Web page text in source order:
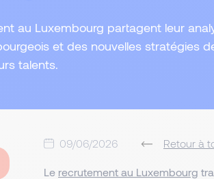
au Luxembourg partagent leur
et des nouvelles stratégies
talents.
09/06/2026 Retour à
Le recrutement au Luxembourg